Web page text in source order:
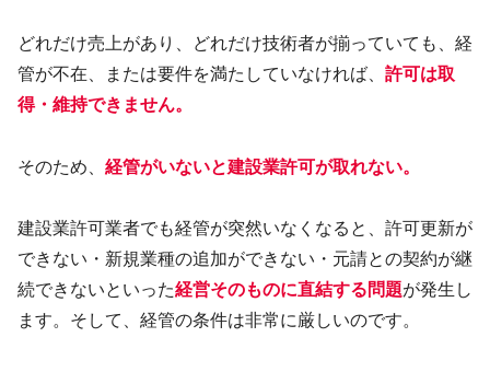
どれだけ売上があり、どれだけ技術者が揃っていても、経
管が不在、または要件を満たしていなければ、 許可は取
得・維持できません。
そのため、 経管がいないと建設業許可が取れない。
建設業許可業者でも経管が突然いなくなると、許可更新が
できない・新規業種の追加ができない・元請との契約が継
続できないといった経営そのものに直結する問題が発生し
ます。そして、経管の条件は非常に厳しいのです。